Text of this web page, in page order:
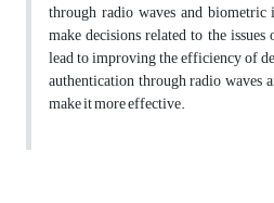
through radio waves and biometric
make decisions related to the
lead to improving the efficiency of
authentication through radio waves
make it more effective.